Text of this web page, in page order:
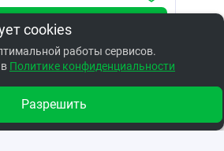
адресу ул. Гуртьева, 25
аптеке по цене: 577.31 ₽
аптеки
cookies
работы сервисов.
Политике конфиденциальности
Разрешить